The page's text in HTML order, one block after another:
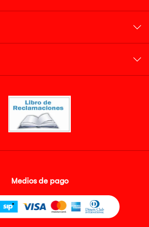
Medios de pago